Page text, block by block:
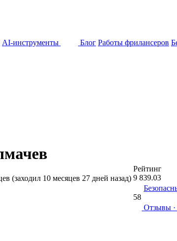
AI-инструменты Блог Работы фрилансеров
(заходил 10 месяцев 27 дней назад)
Рейтинг
9 839.03
58
Отзывы